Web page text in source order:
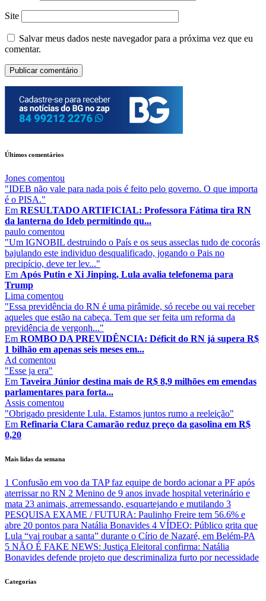
Site
Salvar meus dados neste navegador para a próxima vez que eu
comentar.
Últimos comentários
Jones comentou
"IDEB não vale para nada pois é feito pelo governo. O que importa
é o PISA."
Em RESULTADO ARTIFICIAL: Professora Fátima tira RN
da lanterna do Ideb permitindo qu...
paulo comentou
"Um IGNOBIL destruindo o País e os seus asseclas tudo de cocorás
bajulando este individuo desqualificado, jogando o Pais no
precipício, deve ter lev..."
Em Após Putin e Xi Jinping, Lula avalia telefonema para
Trump
Lima comentou
"Essa previdência do RN é uma pirâmide, só recebe ou vai receber
aqueles que estão na cabeça. Tem que ser feita um reforma da
previdência de vergonh..."
Em ROMBO DA PREVIDÊNCIA: Déficit do RN já supera R$
1 bilhão em apenas seis meses em...
Ad comentou
"Esse ja era"
Em Taveira Júnior destina mais de R$ 8,9 milhões em emendas
parlamentares para forta...
Assis comentou
"Obrigado presidente Lula. Estamos juntos rumo a reeleição"
Em Refinaria Clara Camarão reduz preço da gasolina em R$
0,20
Mais lidas da semana
1 Confusão em voo da TAP faz equipe de bordo acionar a PF após
aterrissar no RN 2 Menino de 9 anos invade hospital veterinário e
mata 23 animais, arremessando, esquartejando e mutilando 3
PESQUISA EXAME / FUTURA: Paulinho Freire tem 56.6% e
abre 20 pontos para Natália Bonavides 4 VÍDEO: Público grita que
Lula “vai roubar a santa” durante o Círio de Nazaré, em Belém-PA
5 NÃO É FAKE NEWS: Justiça Eleitoral confirma: Natália
Bonavides defende projeto que descriminaliza furto por necessidade
Categorias